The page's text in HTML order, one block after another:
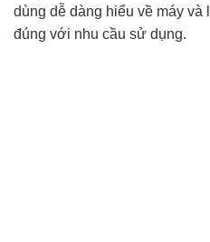
dùng dễ dàng hiểu về máy và
đúng với nhu cầu sử dụng.